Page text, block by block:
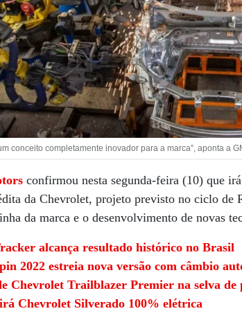
conceito completamente inovador para a marca”, aponta a
confirmou nesta segunda-feira (10) que
da Chevrolet, projeto previsto no ciclo de
da marca e o desenvolvimento de novas
alcança resultado histórico no Brasil
2022 estreia nova versão com câmbio
Chevrolet Trailblazer Premier na selva de
Chevrolet Silverado 100% elétrica